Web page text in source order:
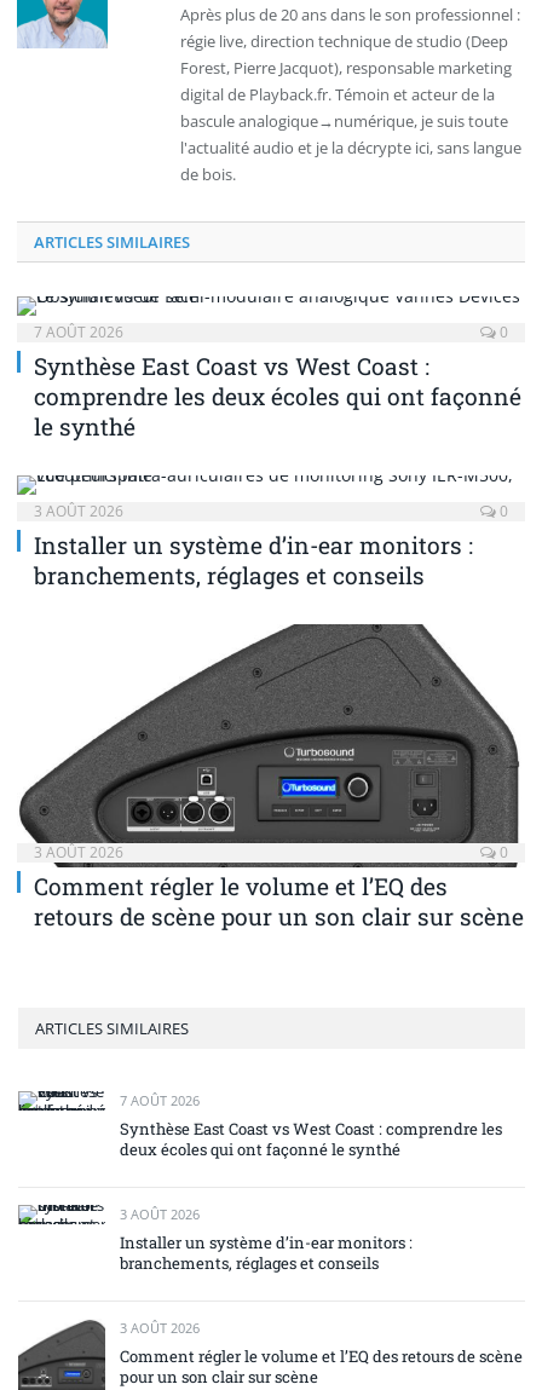
web
Après plus de 20 ans dans le son professionnel :
régie live, direction technique de studio (Deep
Forest, Pierre Jacquot), responsable marketing
digital de Playback.fr. Témoin et acteur de la
bascule analogique→numérique, je suis toute
l'actualité audio et je la décrypte ici, sans langue
de bois.
ARTICLES SIMILAIRES
7 AOÛT 2026 0
Synthèse East Coast vs West Coast :
comprendre les deux écoles qui ont façonné
le synthé
3 AOÛT 2026 0
Installer un système d’in-ear monitors :
branchements, réglages et conseils
3 AOÛT 2026 0
Comment régler le volume et l’EQ des
retours de scène pour un son clair sur scène
ARTICLES SIMILAIRES
7 AOÛT 2026
Synthèse East Coast vs West Coast : comprendre les
deux écoles qui ont façonné le synthé
3 AOÛT 2026
Installer un système d’in-ear monitors :
branchements, réglages et conseils
3 AOÛT 2026
Comment régler le volume et l’EQ des retours de scène
pour un son clair sur scène